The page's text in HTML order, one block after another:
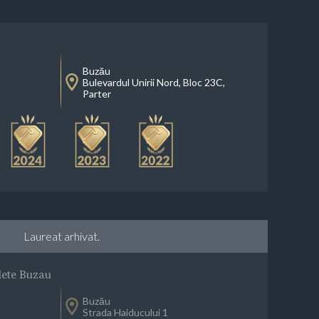
Buzău
Bulevardul Unirii Nord, Bloc 23C,
Parter
Laureat arhivat.
Buzau
Buzău
Strada Haiducului 1